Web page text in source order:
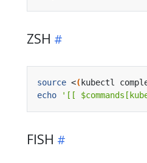
ZSH
source <( kubectl
echo
'[[
FISH